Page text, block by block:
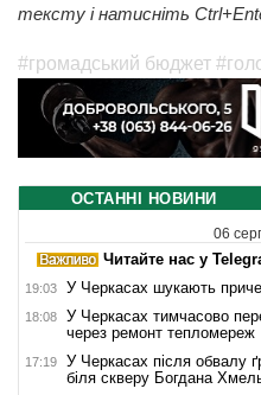
тексту і натисніть
#громадський бюджет
ОСТАННІ НОВИНИ
06
Читайте нас у
19:03 У Черкасах шукають
18:08
У Черкасах тимчасово
через ремонт тепломереж
17:19
У Черкасах після обвалу
біля скверу Богдана